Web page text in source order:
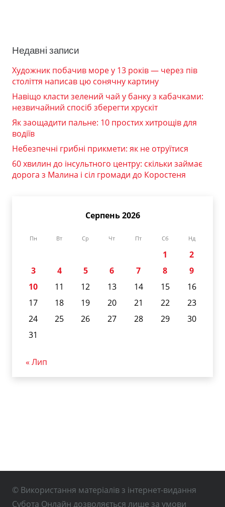
Недавні записи
Художник побачив море у 13 років — через пів
століття написав цю сонячну картину
Навіщо класти зелений чай у банку з кабачками:
незвичайний спосіб зберегти хрускіт
Як заощадити пальне: 10 простих хитрощів для
водіїв
Небезпечні грибні прикмети: як не отруїтися
60 хвилин до інсультного центру: скільки займає
дорога з Малина і сіл громади до Коростеня
Серпень 2026
Пн Вт Ср Чт Пт Сб Нд
1
2
3
4 5 6 7 8
9
10
11 12 13 14 15
16
17
18 19 20 21 22
23
24
25 26 27 28 29
30
31
« Лип
© Використання матеріалів з інтернет-видання
Субота Онлайн дозволяється лише за умови